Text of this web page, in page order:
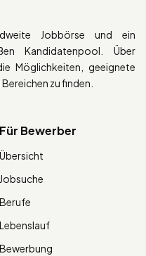
Jobbörse und ein
Kandidatenpool. Über
Möglichkeiten, geeignete
zu finden.
Für Bewerber
Übersicht
Jobsuche
Berufe
Lebenslauf
Bewerbung